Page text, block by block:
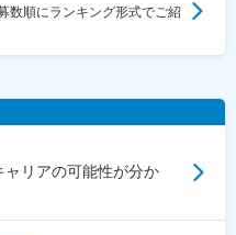
数順にランキング形式でご紹
リアの可能性が分か